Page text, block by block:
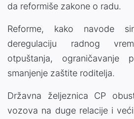
da reformiše zakone o radu.
Reforme, kako navode
deregulaciju radnog
otpuštanja,
smanjenje zaštite roditelja.
Državna željeznica CP
vozova na duge relacije i